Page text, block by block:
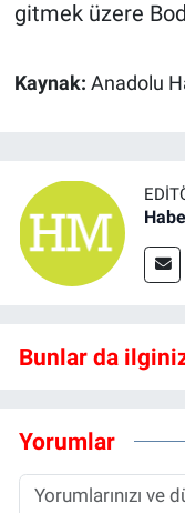
gitmek üzere
Kaynak: Anadolu
Bunlar da
Yorumlar